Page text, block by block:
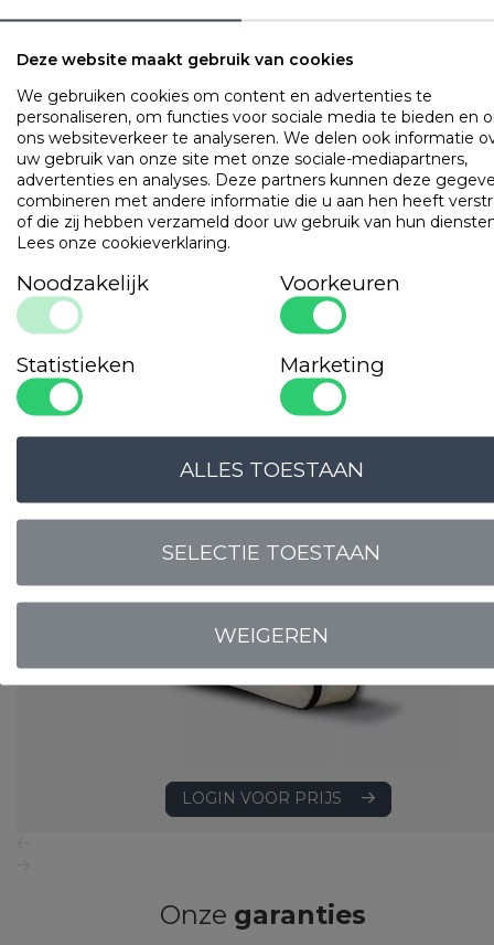
vezels)
Wasbaar op 30 graden. Voorkeur voor
OMSCHRIJVING UITVOERINGEN
Natuurlijke vezel.
Extreem zacht en comfortabel, door gebruik van de fijnste
vezels binnen het TENCEL™ portfolio.
Zeer goede vochtregulatie door TENCEL™ tijk en vulling.
producten
Gilder Synthetisch Superior
Art. VADBG42TH
LOGIN VOOR PRIJS
Onze garanties
Deze website maakt gebruik van cookies
We gebruiken cookies om content en advertenties te
personaliseren, om functies voor sociale media te bieden en
ons websiteverkeer te analyseren. We delen ook informatie
uw gebruik van onze site met onze sociale-mediapartners,
advertenties en analyses. Deze partners kunnen deze
combineren met andere informatie die u aan hen heeft
of die zij hebben verzameld door uw gebruik van hun
Lees onze cookieverklaring.
Noodzakelijk Voorkeuren
Statistieken Marketing
WEIGEREN
SELECTIE TOESTAAN
ALLES TOESTAAN